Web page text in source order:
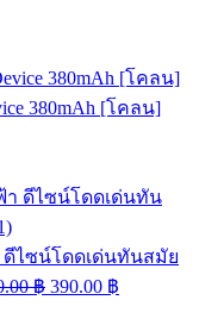
380mAh [โคลน]
ดีไซน์โดดเด่นทันสมัย
฿ 390.00 ฿